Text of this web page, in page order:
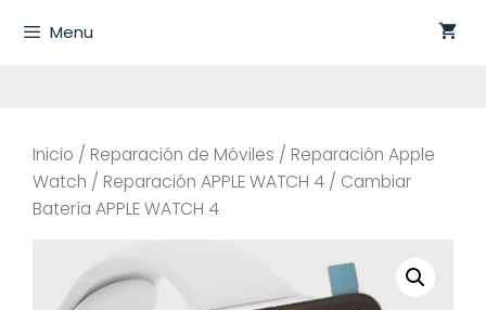
Menu
Inicio / Reparación de Móviles / Reparación Apple
Watch / Reparación APPLE WATCH 4 / Cambiar
Batería APPLE WATCH 4